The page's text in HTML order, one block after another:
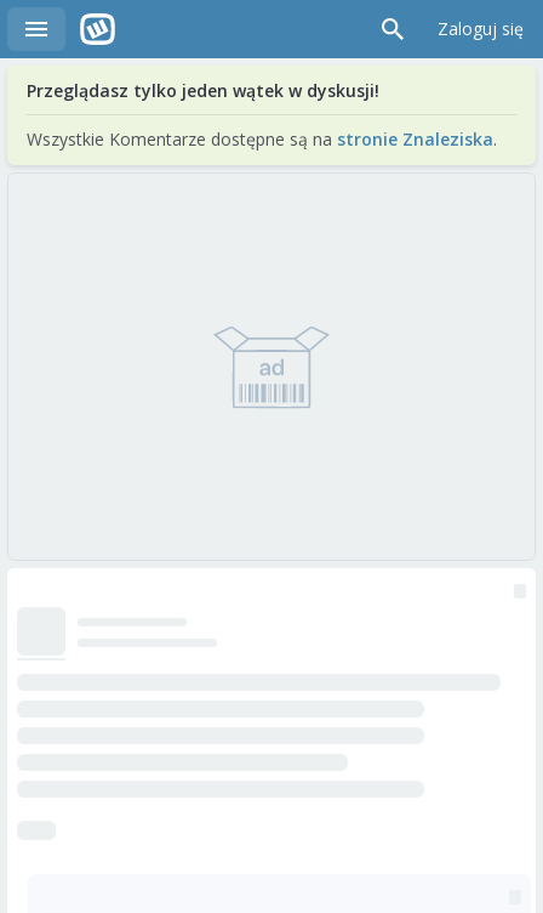
Zaloguj się
Przeglądasz tylko jeden wątek w dyskusji!
Wszystkie Komentarze dostępne są na stronie Znaleziska.